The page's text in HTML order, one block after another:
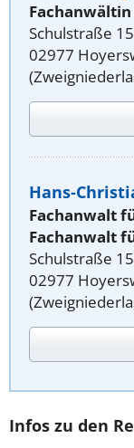
Schulstraße 15
02977
Hans-
Fachanwalt
Fachanwalt
Schulstraße 15
02977
Infos zu den